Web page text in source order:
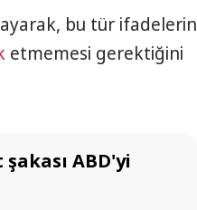
bu tür ifadelerin
etmemesi gerektiğini
ABD'yi